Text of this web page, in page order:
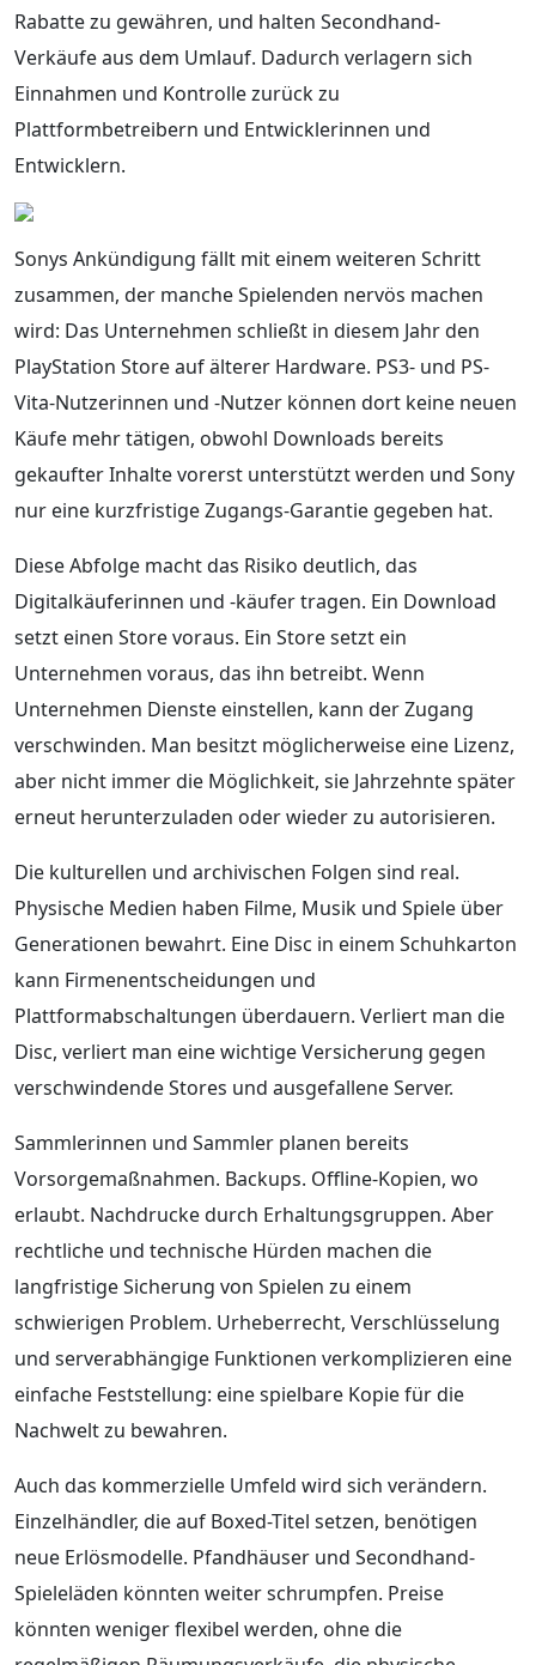
Rabatte zu gewähren, und halten Secondhand-
Verkäufe aus dem Umlauf. Dadurch verlagern sich
Einnahmen und Kontrolle zurück zu
Plattformbetreibern und Entwicklerinnen und
Entwicklern.
Sonys Ankündigung fällt mit einem weiteren Schritt
zusammen, der manche Spielenden nervös machen
wird: Das Unternehmen schließt in diesem Jahr den
PlayStation Store auf älterer Hardware. PS3- und PS-
Vita-Nutzerinnen und -Nutzer können dort keine neuen
Käufe mehr tätigen, obwohl Downloads bereits
gekaufter Inhalte vorerst unterstützt werden und Sony
nur eine kurzfristige Zugangs-Garantie gegeben hat.
Diese Abfolge macht das Risiko deutlich, das
Digitalkäuferinnen und -käufer tragen. Ein Download
setzt einen Store voraus. Ein Store setzt ein
Unternehmen voraus, das ihn betreibt. Wenn
Unternehmen Dienste einstellen, kann der Zugang
verschwinden. Man besitzt möglicherweise eine Lizenz,
aber nicht immer die Möglichkeit, sie Jahrzehnte später
erneut herunterzuladen oder wieder zu autorisieren.
Die kulturellen und archivischen Folgen sind real.
Physische Medien haben Filme, Musik und Spiele über
Generationen bewahrt. Eine Disc in einem Schuhkarton
kann Firmenentscheidungen und
Plattformabschaltungen überdauern. Verliert man die
Disc, verliert man eine wichtige Versicherung gegen
verschwindende Stores und ausgefallene Server.
Sammlerinnen und Sammler planen bereits
Vorsorgemaßnahmen. Backups. Offline-Kopien, wo
erlaubt. Nachdrucke durch Erhaltungsgruppen. Aber
rechtliche und technische Hürden machen die
langfristige Sicherung von Spielen zu einem
schwierigen Problem. Urheberrecht, Verschlüsselung
und serverabhängige Funktionen verkomplizieren eine
einfache Feststellung: eine spielbare Kopie für die
Nachwelt zu bewahren.
Auch das kommerzielle Umfeld wird sich verändern.
Einzelhändler, die auf Boxed-Titel setzen, benötigen
neue Erlösmodelle. Pfandhäuser und Secondhand-
Spieleläden könnten weiter schrumpfen. Preise
könnten weniger flexibel werden, ohne die